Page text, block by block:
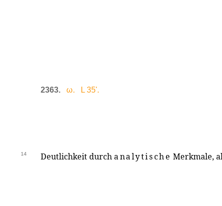
2363. ω. L 35'.
14 Deutlichkeit durchanalytische Merkmale,